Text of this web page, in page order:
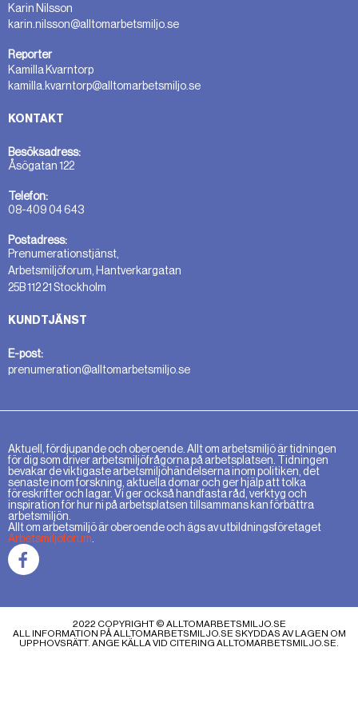
Karin Nilsson
karin.nilsson@alltomarbetsmiljo.se
Reporter
Kamilla Kvarntorp
kamilla.kvarntorp@alltomarbetsmiljo.se
KONTAKT
Besöksadress:
Åsögatan 122
Telefon:
08-409 04 643
Postadress:
Prenumerationstjänst,
Arbetsmiljöforum, Hantverkargatan
25B 112 21 Stockholm
KUNDTJÄNST
E-post:
prenumeration@alltomarbetsmiljo.se
Aktuell, fördjupande och oberoende. Allt om arbetsmiljö är tidningen
för dig som driver arbetsmiljöfrågorna på arbetsplatsen. Tidningen
bevakar de viktigaste arbetsmiljöhändelserna inom politiken, det
senaste inom forskning, aktuella domar och ger hjälp att tolka
föreskrifter och lagar. Vi ger också handfasta råd, verktyg och
inspiration för hur ni på arbetsplatsen tillsammans kan förbättra
arbetsmiljön.
Allt om arbetsmiljö är oberoende och ägs av utbildningsföretaget
Arbetsmiljöforum
2022 COPYRIGHT © ALLTOMARBETSMILJO.SE
ALL INFORMATION PÅ ALLTOMARBETSMILJO.SE SKYDDAS AV LAGEN OM
UPPHOVSRÄTT. ANGE KÄLLA VID CITERING ALLTOMARBETSMILJO.SE.